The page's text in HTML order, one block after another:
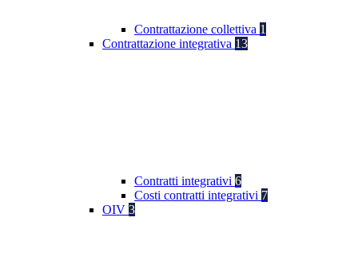
Contrattazione collettiva 1
Contrattazione integrativa 13
Contratti integrativi 6
Costi contratti integrativi 7
OIV 3